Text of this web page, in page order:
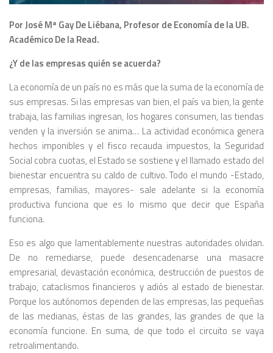
Por José Mª Gay De Liébana, Profesor de Economía de la UB.
Académico De la Read.
¿Y de las empresas quién se acuerda?
La economía de un país no es más que la suma de la economía de
sus empresas. Si las empresas van bien, el país va bien, la gente
trabaja, las familias ingresan, los hogares consumen, las tiendas
venden y la inversión se anima… La actividad económica genera
hechos imponibles y el fisco recauda impuestos, la Seguridad
Social cobra cuotas, el Estado se sostiene y el llamado estado del
bienestar encuentra su caldo de cultivo. Todo el mundo -Estado,
empresas, familias, mayores- sale adelante si la economía
productiva funciona que es lo mismo que decir que España
funciona.
Eso es algo que lamentablemente nuestras autoridades olvidan.
De no remediarse, puede desencadenarse una masacre
empresarial, devastación económica, destrucción de puestos de
trabajo, cataclismos financieros y adiós al estado de bienestar.
Porque los autónomos dependen de las empresas, las pequeñas
de las medianas, éstas de las grandes, las grandes de que la
economía funcione. En suma, de que todo el circuito se vaya
retroalimentando.